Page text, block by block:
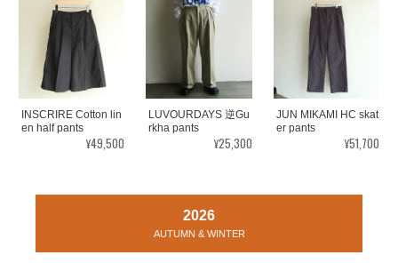
INSCRIRE Cotton lin
en half pants
¥49,500
LUVOURDAYS 逆Gu
rkha pants
¥25,300
JUN MIKAMI HC skat
er pants
¥51,700
2026
AUTUMN & WINTER